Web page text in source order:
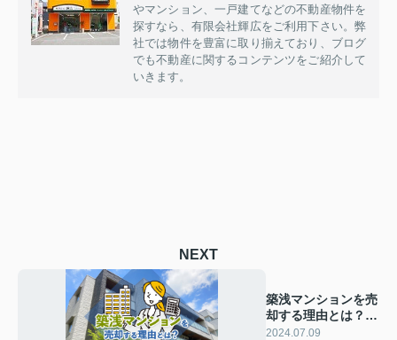
やマンション、一戸建てなどの不動産物件を
探すなら、有限会社輝広をご利用下さい。弊
社では物件を豊富に取り揃えており、ブログ
でも不動産に関するコンテンツをご紹介して
いきます。
NEXT
築浅マンションを売
却する理由とは？高
く売るコツや注意点
2024.07.09